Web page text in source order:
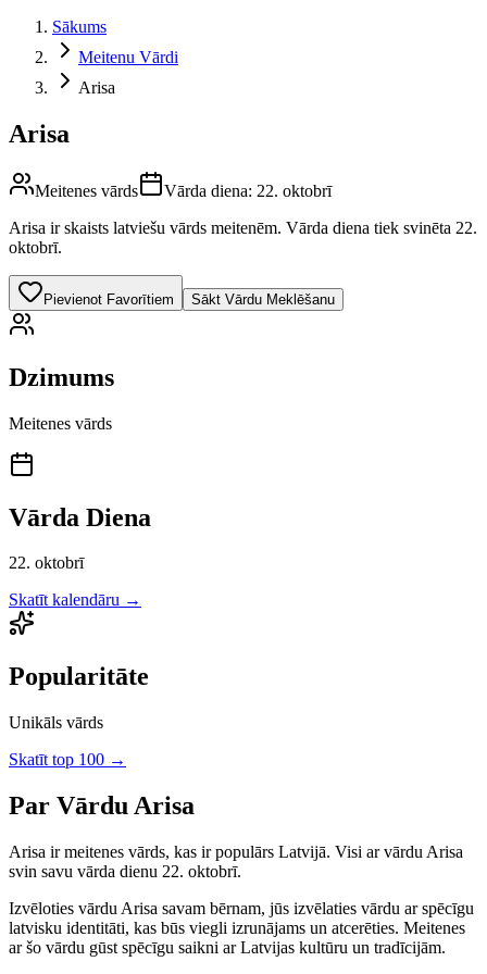
Sākums
Meitenu Vārdi
Arisa
Arisa
Meitenes vārds Vārda diena: 22. oktobrī
Arisa ir skaists latviešu vārds meitenēm. Vārda diena tiek svinēta 22.
oktobrī.
Pievienot Favorītiem Sākt Vārdu Meklēšanu
Dzimums
Meitenes vārds
Vārda Diena
22. oktobrī
Skatīt kalendāru →
Popularitāte
Unikāls vārds
Skatīt top 100 →
Par Vārdu Arisa
Arisa irmeitenes vārds, kas ir populārs Latvijā. Visi ar vārdu Arisa
svin savu vārda dienu 22. oktobrī.
Izvēloties vārdu Arisa savam bērnam, jūs izvēlaties vārdu ar spēcīgu
latvisku identitāti, kas būs viegli izrunājams un atcerēties. Meitenes
ar šo vārdu gūst spēcīgu saikni ar Latvijas kultūru un tradīcijām.